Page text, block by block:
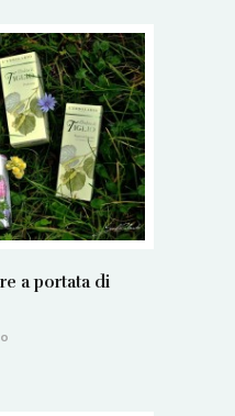
a portata di